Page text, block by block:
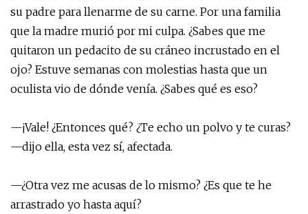
su padre para llenarme de su carne. Por una familia
que la madre murió por mi culpa. ¿Sabes que me
quitaron un pedacito de su cráneo incrustado en el
ojo? Estuve semanas con molestias hasta que un
oculista vio de dónde venía. ¿Sabes qué es eso?
—¡Vale! ¿Entonces qué? ¿Te echo un polvo y te curas?
—dijo ella, esta vez sí, afectada.
—¿Otra vez me acusas de lo mismo? ¿Es que te he
arrastrado yo hasta aquí?